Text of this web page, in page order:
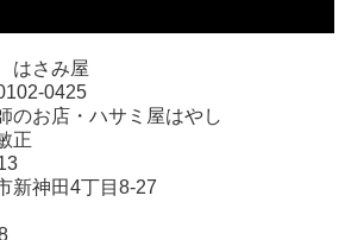
はさみ屋
0425
のお店・ハサミ屋はやし
正
新神田4丁目8-27